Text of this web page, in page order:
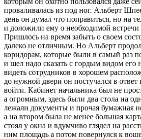
проваливалась из под ног. Альберт
день он думал что поправиться, но на
и доложили ему о необходимой встречи
Пришлось на время забыть о своем
далеко не отличным. Но Альберт
коридорам, которые были в самый раз
и шел надо сказать с гордым видом его
видеть сотрудников в хорошем
до нужной двери он постучался в
войти. Кабинет начальника был не
а огромным, здесь были два стола на
лежали документы и прочая бумажная
а на втором была не менее большая
стоял у окна и вдумчиво глядел на
ним площадь а потом повернулся к